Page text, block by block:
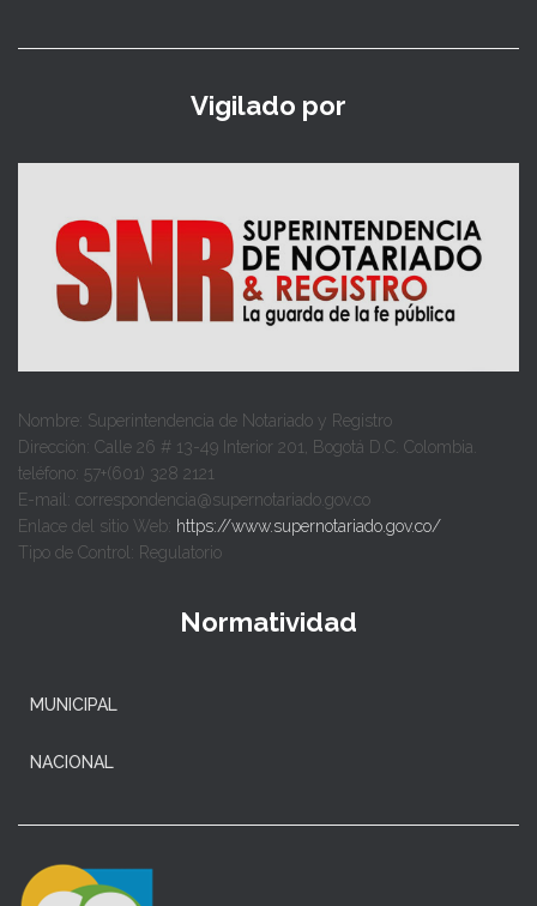
Vigilado por
Nombre: Superintendencia de Notariado y Registro
Dirección: Calle 26 # 13-49 Interior 201, Bogotá D.C. Colombia.
teléfono: 57+(601) 328 2121
E-mail: correspondencia@supernotariado.gov.co
Enlace del sitio Web: https://www.supernotariado.gov.co/
Tipo de Control: Regulatorio
Normatividad
MUNICIPAL
NACIONAL